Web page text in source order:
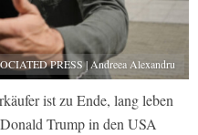
PRESS | Andreea Alexandru
ist zu Ende, lang leben
Trump in den USA